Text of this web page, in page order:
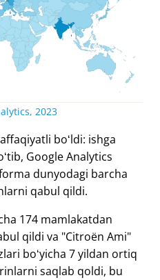
2023
boʻldi: ishga
Google Analytics
dunyodagi barcha
qabul qildi.
174 mamlakatdan
qildi va "Citroën Ami"
boʻyicha 7 yildan ortiq
saqlab qoldi, bu